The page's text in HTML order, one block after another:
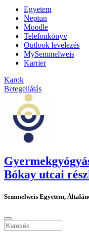
Egyetem
Neptun
Moodle
Telefonkönyv
Outlook levelezés
MySemmelweis
Karrier
Karok
Betegellátás
Bókay utcai
Semmelweis Egyetem,